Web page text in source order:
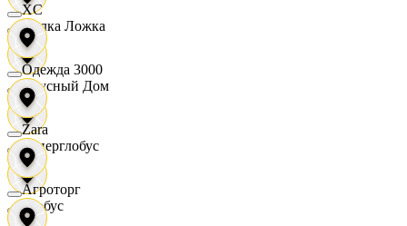
Вилка Ложка
Вкусный Дом
Гиперглобус
Глобус
XC
Одежда 3000
Zara
Агроторг